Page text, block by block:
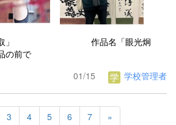
取」 作品名「眼光炯
で
01/15
学校管理者
3 4 5 6 7 »